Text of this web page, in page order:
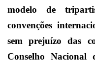
modelo de
convenções
sem prejuízo das
Conselho